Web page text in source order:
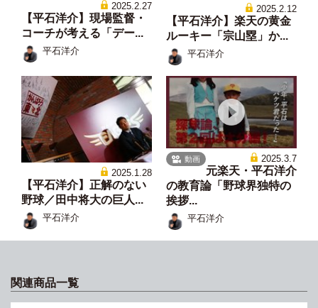
2025.2.27
【平石洋介】現場監督・
コーチが考える「デー...
平石洋介
2025.2.12
【平石洋介】楽天の黄金
ルーキー「宗山塁」か...
平石洋介
2025.1.28
【平石洋介】正解のない
野球／田中将大の巨人...
平石洋介
動画 2025.3.7
元楽天・平石洋介
の教育論「野球界独特の
挨拶...
平石洋介
関連商品一覧